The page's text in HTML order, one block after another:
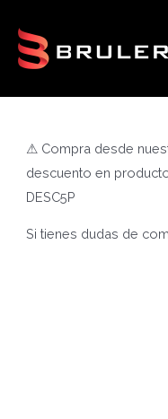
contenido
⚠ Compra desde
descuento en
DESC5P
Si tienes dudas de